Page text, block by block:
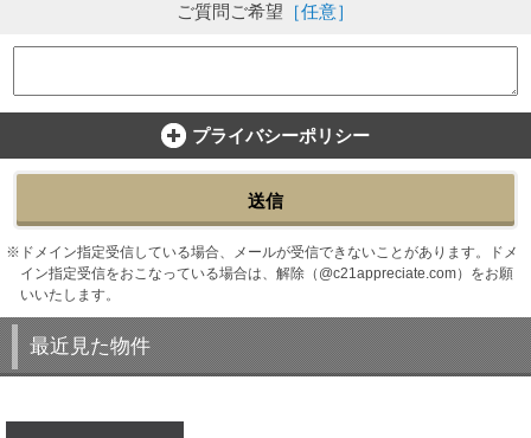
ご質問ご希望 ［任意］
プライバシーポリシー
送信
ドメイン指定受信している場合、メールが受信できないことがあります。ドメ
イン指定受信をおこなっている場合は、解除（@c21appreciate.com）をお願
いいたします。
最近見た物件